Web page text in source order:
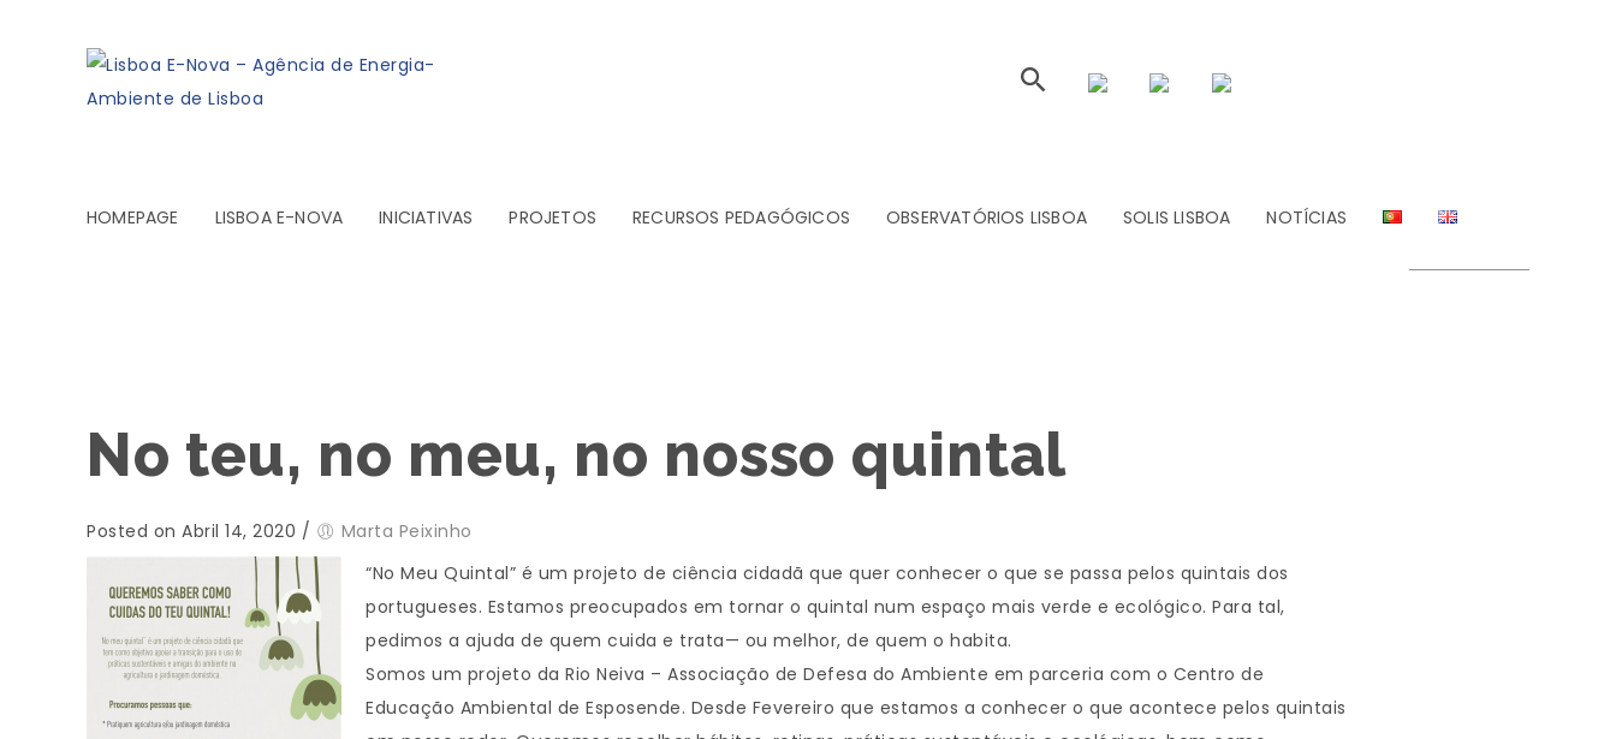
HOMEPAGE LISBOA E-NOVA INICIATIVAS PROJETOS RECURSOS PEDAGÓGICOS OBSERVATÓRIOS LISBOA SOLIS LISBOA NOTÍCIAS
No teu, no meu, no nosso quintal
Posted on Abril 14, 2020 /
Marta Peixinho
“No Meu Quintal” é um projeto de ciência cidadã que quer conhecer o que se passa pelos quintais dos
portugueses. Estamos preocupados em tornar o quintal num espaço mais verde e ecológico. Para tal,
pedimos a ajuda de quem cuida e trata— ou melhor, de quem o habita.
Somos um projeto da Rio Neiva – Associação de Defesa do Ambiente em parceria com o Centro de
Educação Ambiental de Esposende. Desde Fevereiro que estamos a conhecer o que acontece pelos quintais